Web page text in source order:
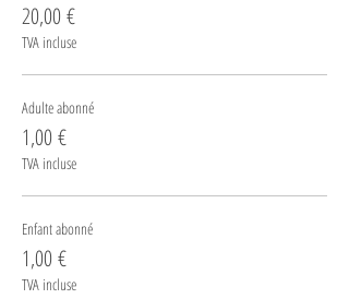
20,00 €
TVA incluse
Adulte abonné
1,00 €
TVA incluse
Enfant abonné
1,00 €
TVA incluse